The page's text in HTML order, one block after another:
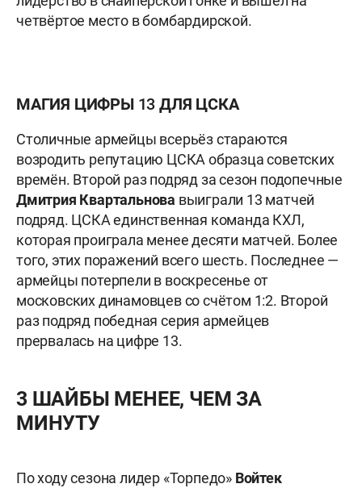
четвёртое место в бомбардирской.
МАГИЯ ЦИФРЫ 13 ДЛЯ ЦСКА
Столичные армейцы всерьёз стараются
возродить репутацию ЦСКА образца советских
времён. Второй раз подряд за сезон подопечные
Дмитрия Квартальнова выиграли 13 матчей
подряд. ЦСКА единственная команда КХЛ,
которая проиграла менее десяти матчей. Более
того, этих поражений всего шесть. Последнее —
армейцы потерпели в воскресенье от
московских динамовцев со счётом 1:2. Второй
раз подряд победная серия армейцев
прервалась на цифре 13.
3 ШАЙБЫ МЕНЕЕ, ЧЕМ ЗА
МИНУТУ
По ходу сезона лидер «Торпедо» Войтек